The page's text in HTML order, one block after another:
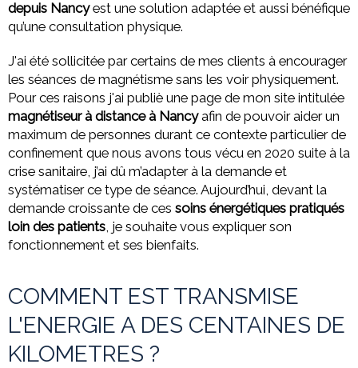
depuis Nancyest une solution adaptée et aussi bénéfique
qu’une consultation physique.
J'ai été sollicitée par certains de mes clients à encourager
les séances de magnétisme sans les voir physiquement.
Pour ces raisons j'ai publiè une page de mon site intitulée
magnétiseur à distance à Nancyafin de pouvoir aider un
maximum de personnes durant ce contexte particulier de
confinement que nous avons tous vécu en 2020 suite à la
crise sanitaire, j’ai dû m’adapter à la demande et
systématiser ce type de séance. Aujourd’hui, devant la
demande croissante de ces soins énergétiques pratiqués
loin des patients, je souhaite vous expliquer son
fonctionnement et ses bienfaits.
COMMENT EST TRANSMISE
L'ENERGIE A DES CENTAINES DE
KILOMETRES ?